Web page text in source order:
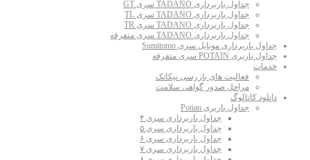
جداول باربرداری TADANO سری GT
جداول باربرداری TADANO سری TL
جداول باربرداری TADANO سری TR
جداول باربرداری TADANO سری متفرقه
جداول باربرداری موبایل سری Sumitomo
جداول باربری POTAIN سری متفرقه
خدمات
فعالیت های بازرسی نیکاتک
مراحل صدور گواهی سلامت
دانلود کاتالوگ
جداول باربری Potian
جداول باربرداری سری ۴
جداول باربرداری سری ۵
جداول باربرداری سری ۶
جداول باربرداری سری ۷